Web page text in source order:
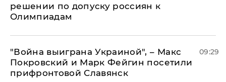
решении по допуску россиян к
Олимпиадам
"Война выиграна Украиной", – Макс
Покровский и Марк Фейгин посетили
прифронтовой Славянск
09:29